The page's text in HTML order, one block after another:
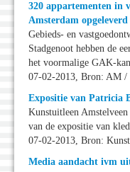
320 appartementen in
Amsterdam opgeleverd
Gebieds- en
Stadgenoot hebben de
het voormalige GAK-
07-02-2013, Bron: AM /
Expositie van Patricia
Kunstuitleen
van de expositie van
07-02-2013, Bron:
Media aandacht ivm